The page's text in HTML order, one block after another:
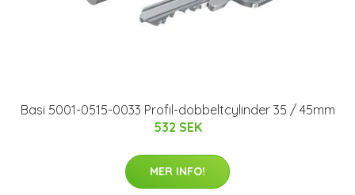
Basi 5001-0515-0033 Profil-dobbeltcylinder 35 / 45mm
532 SEK
MER INFO!